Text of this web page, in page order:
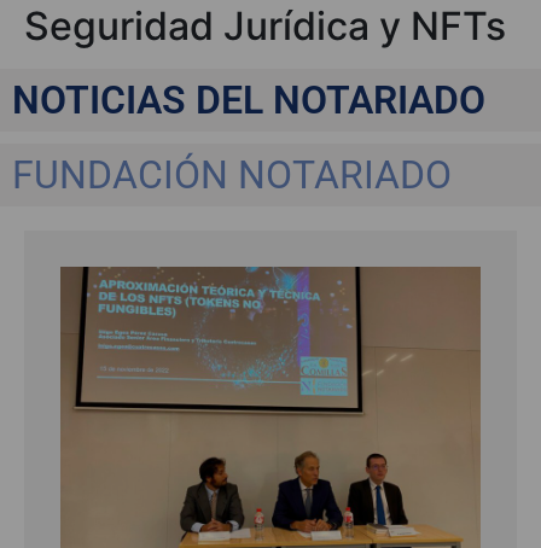
Seguridad Jurídica y NFTs
NOTICIAS DEL NOTARIADO
FUNDACIÓN NOTARIADO